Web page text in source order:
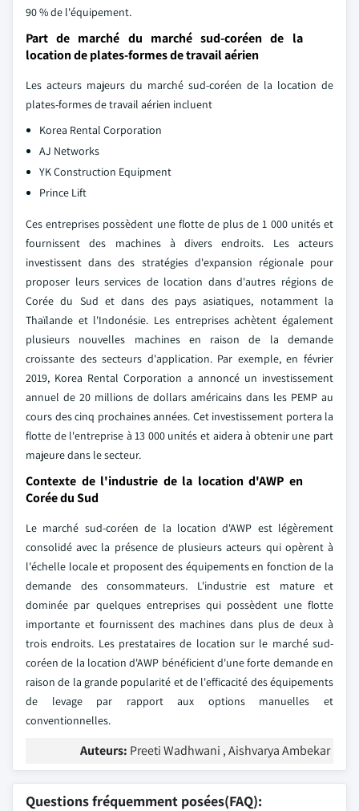
90 % de l'équipement.
Part de marché du marché sud-coréen de la
location de plates-formes de travail aérien
Les acteurs majeurs du marché sud-coréen de la location de
plates-formes de travail aérien incluent
Korea Rental Corporation
AJ Networks
YK Construction Equipment
Prince Lift
Ces entreprises possèdent une flotte de plus de 1 000 unités et
fournissent des machines à divers endroits. Les acteurs
investissent dans des stratégies d'expansion régionale pour
proposer leurs services de location dans d'autres régions de
Corée du Sud et dans des pays asiatiques, notamment la
Thaïlande et l'Indonésie. Les entreprises achètent également
plusieurs nouvelles machines en raison de la demande
croissante des secteurs d'application. Par exemple, en février
2019, Korea Rental Corporation a annoncé un investissement
annuel de 20 millions de dollars américains dans les PEMP au
cours des cinq prochaines années. Cet investissement portera la
flotte de l'entreprise à 13 000 unités et aidera à obtenir une part
majeure dans le secteur.
Contexte de l'industrie de la location d'AWP en
Corée du Sud
Le marché sud-coréen de la location d'AWP est légèrement
consolidé avec la présence de plusieurs acteurs qui opèrent à
l'échelle locale et proposent des équipements en fonction de la
demande des consommateurs. L'industrie est mature et
dominée par quelques entreprises qui possèdent une flotte
importante et fournissent des machines dans plus de deux à
trois endroits. Les prestataires de location sur le marché sud-
coréen de la location d'AWP bénéficient d'une forte demande en
raison de la grande popularité et de l'efficacité des équipements
de levage par rapport aux options manuelles et
conventionnelles.
Auteurs: Preeti Wadhwani , Aishvarya Ambekar
Questions fréquemment posées(FAQ):